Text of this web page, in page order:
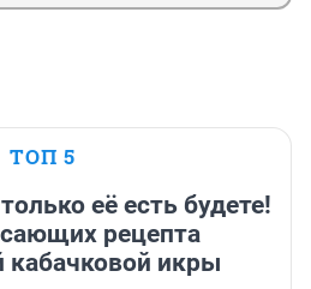
ТОП 5
её есть будете!
рецепта
икры